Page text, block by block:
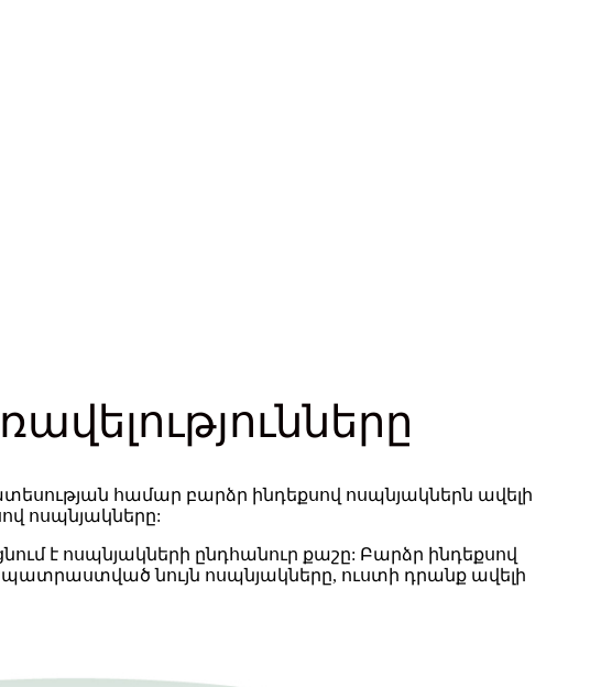
համար բարձր ինդեքսով ոսպնյակներն ավելի
ոսպնյակները:
է ոսպնյակների ընդհանուր քաշը: Բարձր ինդեքսով
նույն ոսպնյակները, ուստի դրանք ավելի